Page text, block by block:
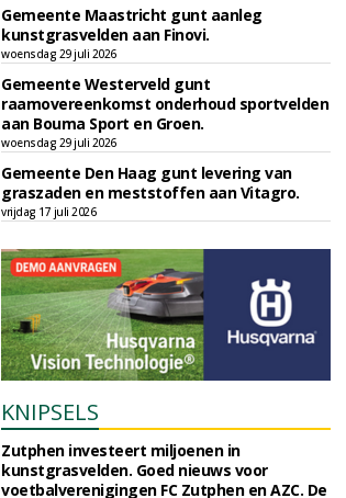
Gemeente Maastricht gunt aanleg
kunstgrasvelden aan Finovi.
woensdag 29 juli 2026
Gemeente Westerveld gunt
raamovereenkomst onderhoud sportvelden
aan Bouma Sport en Groen.
woensdag 29 juli 2026
Gemeente Den Haag gunt levering van
graszaden en meststoffen aan Vitagro.
vrijdag 17 juli 2026
KNIPSELS
Zutphen investeert miljoenen in
kunstgrasvelden. Goed nieuws voor
voetbalverenigingen FC Zutphen en AZC. De